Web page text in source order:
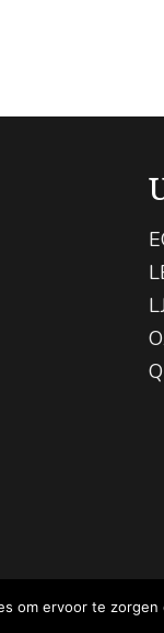
om ervoor te